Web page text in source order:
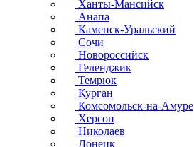
Ханты-Мансийск
Анапа
Каменск-Уральский
Сочи
Новороссийск
Геленджик
Темрюк
Курган
Комсомольск-на-Амуре
Херсон
Николаев
Донецк